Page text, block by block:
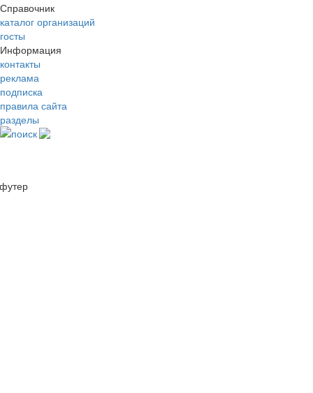
Справочник
каталог организаций
госты
Информация
контакты
реклама
подписка
правила сайта
разделы
поиск
футер